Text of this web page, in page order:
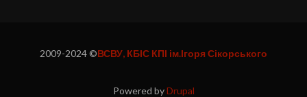
2009-2024 ©ВСВУ, КБІС КПІ ім.Ігоря Сікорського
Powered byDrupal